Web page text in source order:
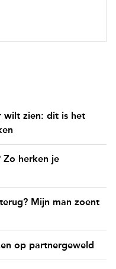
wilt zien: dit is het
herken je
Mijn man zoent
op partnergeweld